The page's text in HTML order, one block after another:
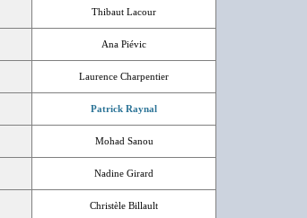
Thibaut Lacour
Ana Piévic
Laurence Charpentier
Patrick Raynal
Mohad Sanou
Nadine Girard
Christèle Billault